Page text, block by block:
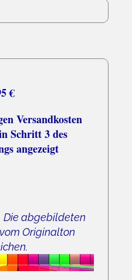
€
Versandkosten
Schritt 3 des
angezeigt
Die abgebildeten
Originalton